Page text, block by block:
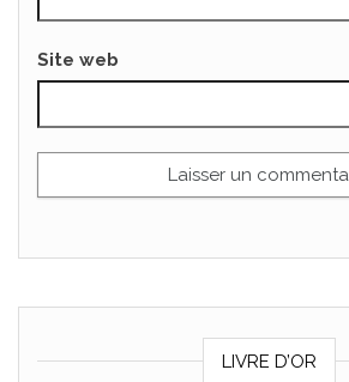
Site web
LIVRE D’OR